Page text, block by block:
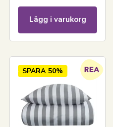
Lägg i varukorg
SPARA 50%